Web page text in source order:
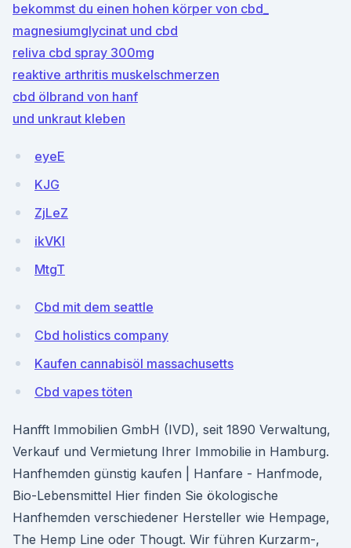
bekommst du einen hohen körper von cbd_
magnesiumglycinat und cbd
reliva cbd spray 300mg
reaktive arthritis muskelschmerzen
cbd ölbrand von hanf
und unkraut kleben
eyeE
KJG
ZjLeZ
ikVKl
MtgT
Cbd mit dem seattle
Cbd holistics company
Kaufen cannabisöl massachusetts
Cbd vapes töten
Hanfft Immobilien GmbH (IVD), seit 1890 Verwaltung,
Verkauf und Vermietung Ihrer Immobilie in Hamburg.
Hanfhemden günstig kaufen | Hanfare - Hanfmode,
Bio-Lebensmittel Hier finden Sie ökologische
Hanfhemden verschiedener Hersteller wie Hempage,
The Hemp Line oder Thougt. Wir führen Kurzarm-,